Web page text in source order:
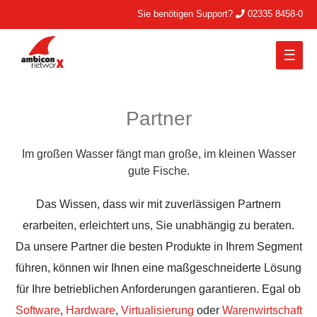
Sie benötigen Support? 02335 8458-0
Main
Partner
Im großen Wasser fängt man große, im kleinen Wasser
gute Fische.
Das Wissen, dass wir mit zuverlässigen Partnern
erarbeiten, erleichtert uns, Sie unabhängig zu beraten.
Da unsere Partner die besten Produkte in Ihrem Segment
führen, können wir Ihnen eine maßgeschneiderte Lösung
für Ihre betrieblichen Anforderungen garantieren. Egal ob
Software, Hardware, Virtualisierung oder Warenwirtschaft